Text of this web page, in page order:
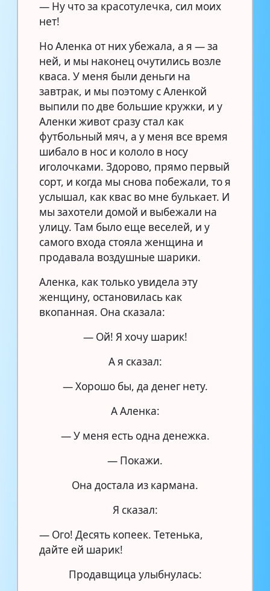
— Ну что за красотулечка, сил моих
нет!
Но Аленка от них убежала, а я — за
ней, и мы наконец очутились возле
кваса. У меня были деньги на
завтрак, и мы поэтому с Аленкой
выпили по две большие кружки, и у
Аленки живот сразу стал как
футбольный мяч, а у меня все время
шибало в нос и кололо в носу
иголочками. Здорово, прямо первый
сорт, и когда мы снова побежали, то я
услышал, как квас во мне булькает. И
мы захотели домой и выбежали на
улицу. Там было еще веселей, и у
самого входа стояла женщина и
продавала воздушные шарики.
Аленка, как только увидела эту
женщину, остановилась как
вкопанная. Она сказала:
— Ой! Я хочу шарик!
А я сказал:
— Хорошо бы, да денег нету.
А Аленка:
— У меня есть одна денежка.
— Покажи.
Она достала из кармана.
Я сказал:
— Ого! Десять копеек. Тетенька,
дайте ей шарик!
Продавщица улыбнулась: